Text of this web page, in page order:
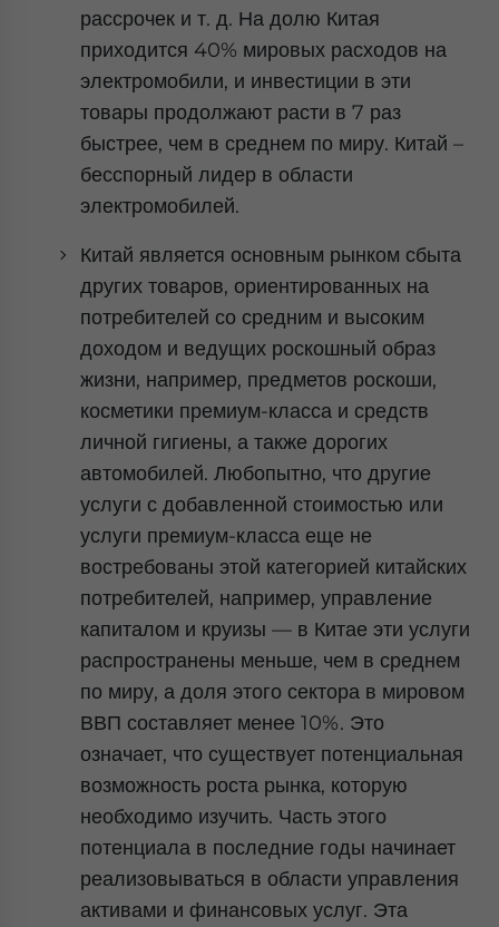
рассрочек и т. д. На долю Китая
приходится 40% мировых расходов на
электромобили, и инвестиции в эти
товары продолжают расти в 7 раз
быстрее, чем в среднем по миру. Китай –
бесспорный лидер в области
электромобилей.
Китай является основным рынком сбыта
других товаров, ориентированных на
потребителей со средним и высоким
доходом и ведущих роскошный образ
жизни, например, предметов роскоши,
косметики премиум-класса и средств
личной гигиены, а также дорогих
автомобилей. Любопытно, что другие
услуги с добавленной стоимостью или
услуги премиум-класса еще не
востребованы этой категорией китайских
потребителей, например, управление
капиталом и круизы — в Китае эти услуги
распространены меньше, чем в среднем
по миру, а доля этого сектора в мировом
ВВП составляет менее 10%. Это
означает, что существует потенциальная
возможность роста рынка, которую
необходимо изучить. Часть этого
потенциала в последние годы начинает
реализовываться в области управления
активами и финансовых услуг. Эта